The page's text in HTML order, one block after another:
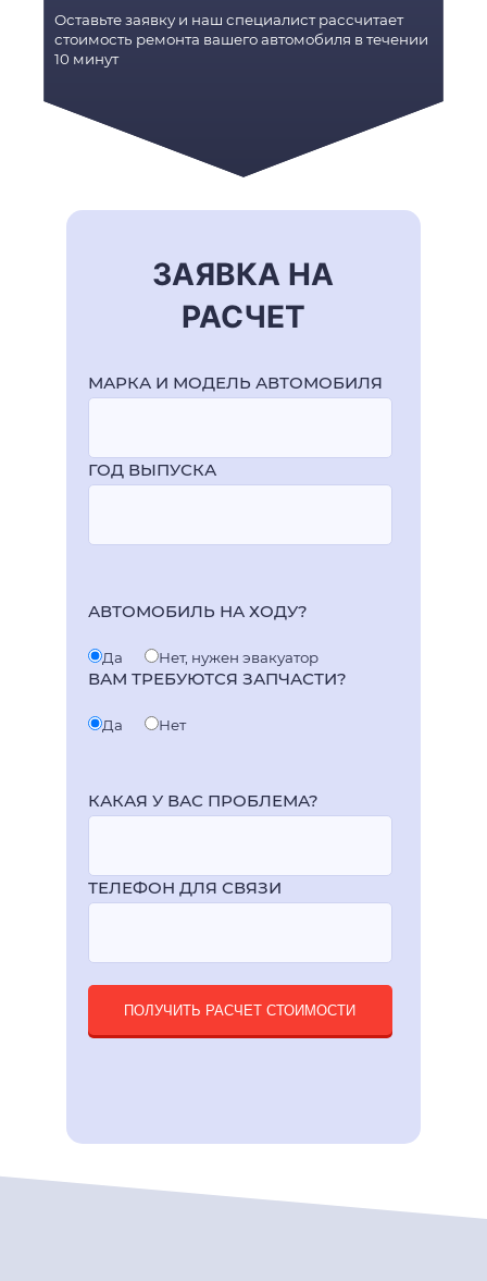
Оставьте заявку и наш специалист рассчитает
стоимость ремонта вашего автомобиля в течении
10 минут
ЗАЯВКА НА
РАСЧЕТ
МАРКА И МОДЕЛЬ АВТОМОБИЛЯ
ГОД ВЫПУСКА
АВТОМОБИЛЬ НА ХОДУ?
Да Нет, нужен эвакуатор
ВАМ ТРЕБУЮТСЯ ЗАПЧАСТИ?
Да Нет
КАКАЯ У ВАС ПРОБЛЕМА?
ТЕЛЕФОН ДЛЯ СВЯЗИ
ПОЛУЧИТЬ РАСЧЕТ СТОИМОСТИ